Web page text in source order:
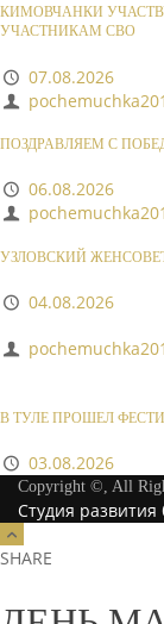
КИМОВЧАНКИ
УЧАСТНИКАМ СВО
07.08.2026
ПОЗДРАВЛЯЕМ С
06.08.2026
УЗЛОВСКИЙ
04.08.2026
В ТУЛЕ ПРОШЕЛ
03.08.2026
Copyright ©, All
Студия развития
SHARE